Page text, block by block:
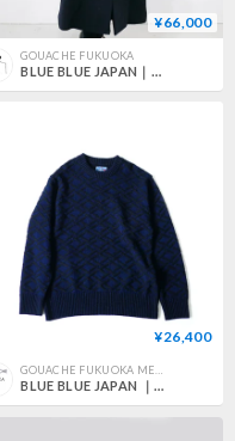
¥66,000
GOUACHE FUKUOKA
BLUE BLUE JAPAN｜ブルーブルージャパン｜ヤマミチ ロービングツイード コート ウイメンズ｜D NAVY｜700086892
¥26,400
BLUE BLUE JAPAN ｜ブルーブルージャパン｜インディゴプレーティング ヨツメガラ ロングスリーブ｜DNAVY｜700086830